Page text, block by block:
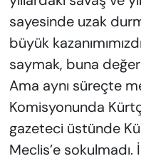
sayesinde uzak
büyük
saymak, buna değer
Ama aynı süreçte
Komisyonunda
gazeteci üstünde
Meclis’e